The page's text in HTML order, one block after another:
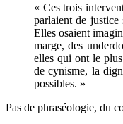
« Ces trois
parlaient de justice
Elles osaient
marge, des
elles qui ont le
de cynisme, la
possibles. »
Pas de phraséologie, du